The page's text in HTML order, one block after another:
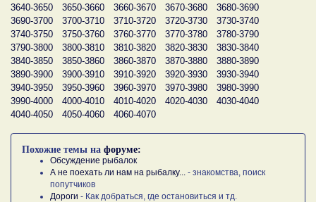
3640-3650
3650-3660 3660-3670 3670-3680
3680-3690
3690-3700
3700-3710 3710-3720 3720-3730
3730-3740
3740-3750
3750-3760 3760-3770 3770-3780
3780-3790
3790-3800
3800-3810 3810-3820 3820-3830
3830-3840
3840-3850
3850-3860 3860-3870 3870-3880
3880-3890
3890-3900
3900-3910 3910-3920 3920-3930
3930-3940
3940-3950
3950-3960 3960-3970 3970-3980
3980-3990
3990-4000
4000-4010 4010-4020 4020-4030
4030-4040
4040-4050
4050-4060 4060-4070
Похожие темы на форуме:
Обсуждение рыбалок
А не поехать ли нам на рыбалку... - знакомства, поиск
попутчиков
Дороги - Как добраться, где остановиться и тд.